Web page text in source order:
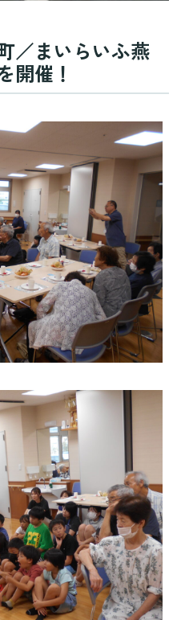
請求
ー
情報
／まいらいふ燕
開催！